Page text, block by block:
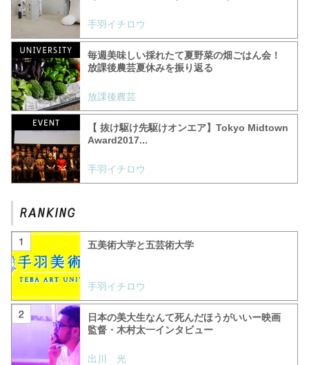
手羽イチロウ
毎週美味しい採れたて夏野菜の畑ごはん会！
放課後農芸夏休みを振り返る
放課後農芸
【 抜け駆け先駆けオンエア】Tokyo Midtown
Award2017...
手羽イチロウ
五美術大学と五芸術大学
手羽イチロウ
日本の美大生なんて死んだほうがいいー映画
監督・木村太一インタビュー
出川 光